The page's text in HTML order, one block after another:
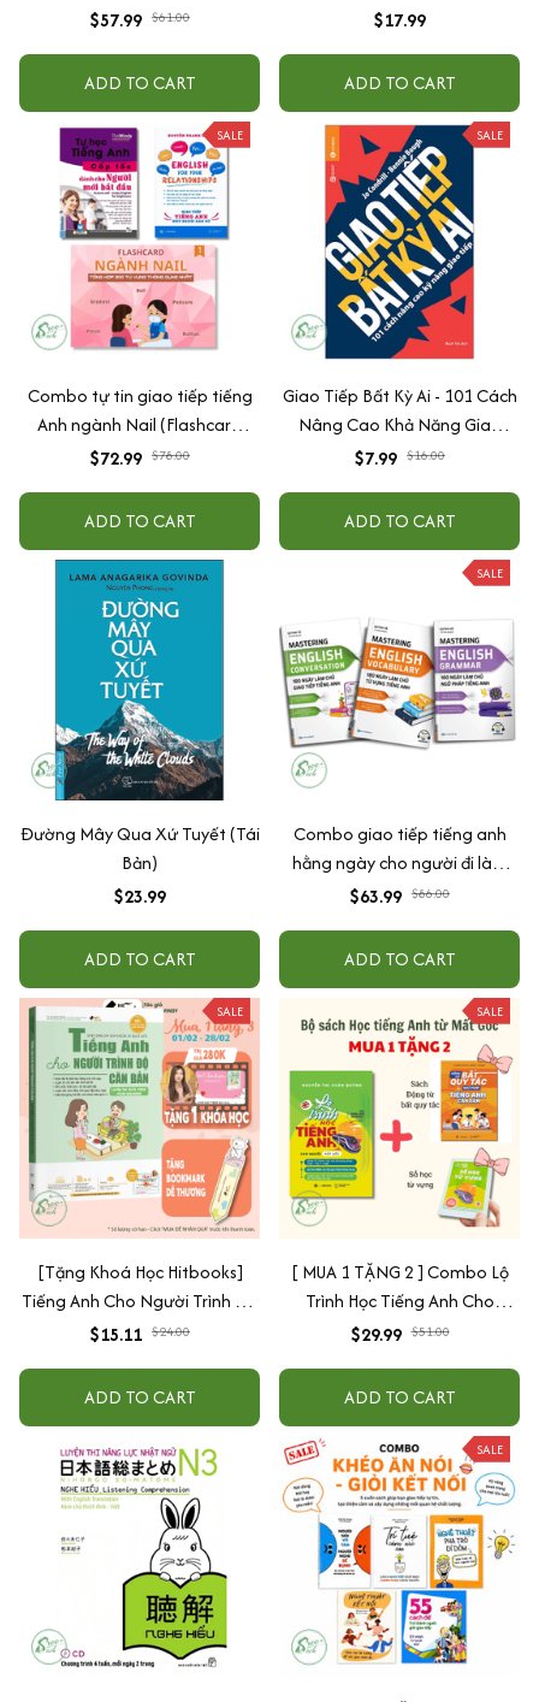
tốc cho người mới bắt đầu+Tự
bản+Mindmap Vocabulary)
$57.99 $61.00
ADD TO CART
$17.99
ADD TO CART
SALE
Combo tự tin giao tiếp tiếng
Anh ngành Nail (Flashcard
ngành nail + Tự học tiếng Anh
+ English For Your
Tiếng Anh Như Người Bản Xứ)
$72.99 $78.00
ADD TO CART
SALE
Giao Tiếp Bất Kỳ Ai - 101 Cách
Nâng Cao Khả Năng Giao
Tiếp (Tái Bản)
$7.99 $16.00
ADD TO CART
Đường Mây Qua Xứ Tuyết (Tái
Bản)
$23.99
ADD TO CART
SALE
Combo giao tiếp tiếng anh
hằng ngày cho người đi làm
(Mastering English Từ vựng +
$63.99 $86.00
ADD TO CART
SALE
[Tặng Khoá Học Hitbooks]
Tiếng Anh Cho Người Trình Độ
Căn Bản
$15.11 $24.00
ADD TO CART
SALE
[ MUA 1 TẶNG 2 ] Combo Lộ
Trình Học Tiếng Anh Cho
Người Mất Gốc ( Kèm sổ học
Bất Quy Tắc & Ngữ Pháp
$29.99 $51.00
ADD TO CART
SALE